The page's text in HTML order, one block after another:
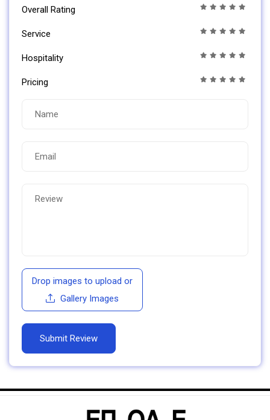
Overall Rating
Service
Hospitality
Pricing
Drop images to upload or
Gallery Images